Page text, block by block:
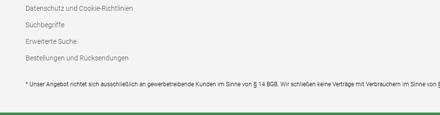
Datenschutz und Cookie-Richtlinien
Suchbegriffe
Erweiterte Suche
Bestellungen und Rücksendungen
* Unser Angebot richtet sich ausschließlich an gewerbetreibende Kunden im Sinne von § 14 BGB. Wir schließen keine Verträge mit Verbrauchern im Sinne von